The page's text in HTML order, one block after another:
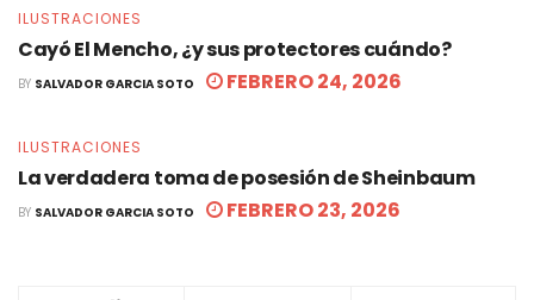
ILUSTRACIONES
Cayó El Mencho, ¿y sus protectores cuándo?
BY SALVADOR GARCIA SOTO FEBRERO 24, 2026
ILUSTRACIONES
La verdadera toma de posesión de Sheinbaum
BY SALVADOR GARCIA SOTO FEBRERO 23, 2026